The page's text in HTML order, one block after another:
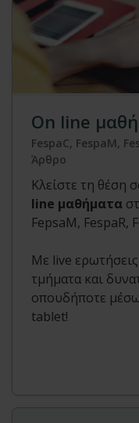
On line
FespaC, FespaM,
Άρθρο
Κλείστε τη θέση
line μαθήματα
FepsaM, FespaR,
Με live
τμήματα και
οπουδήποτε
tablet!